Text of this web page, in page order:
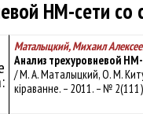
НМ-сети
Маталыцкий, Михаил
Анализ трехуровневой
/ М. А. Маталыцкий, О. М.
кіраванне. – 2011. – №